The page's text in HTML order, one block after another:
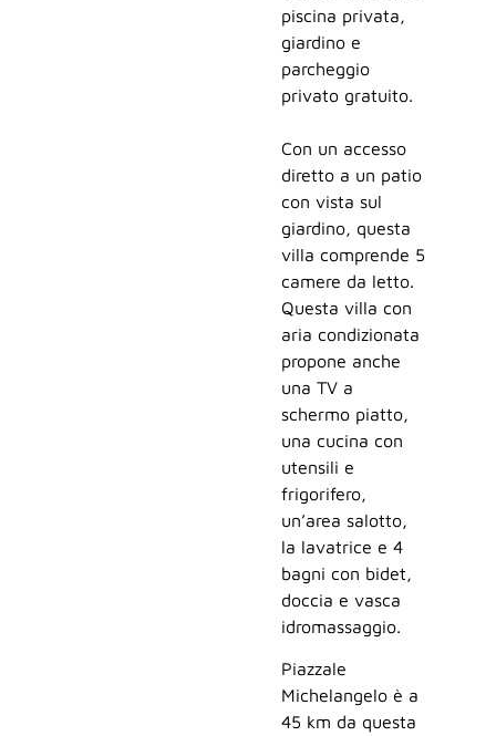
piscina privata,
giardino e
parcheggio
privato gratuito.
Con un accesso
diretto a un patio
con vista sul
giardino, questa
villa comprende 5
camere da letto.
Questa villa con
aria condizionata
propone anche
una TV a
schermo piatto,
una cucina con
utensili e
frigorifero,
un’area salotto,
la lavatrice e 4
bagni con bidet,
doccia e vasca
idromassaggio.
Piazzale
Michelangelo è a
45 km da questa